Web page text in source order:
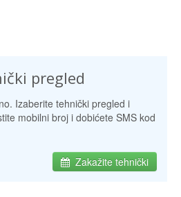
pregled
Izaberite tehnički pregled i
mobilni broj i dobićete SMS kod
Zakažite tehnički